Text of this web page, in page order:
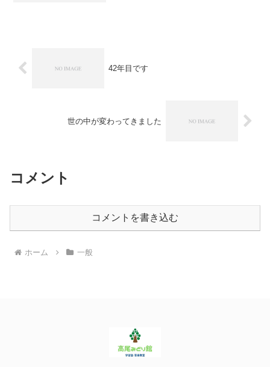
42年目です
世の中が変わってきました
コメント
コメントを書き込む
ホーム 一般